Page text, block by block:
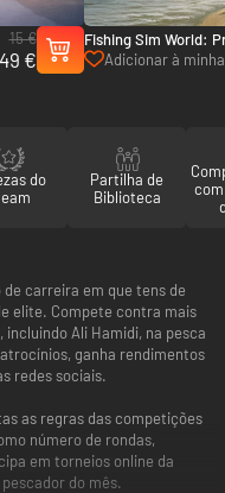
15 €
€
Fishing Sim World:
Mundo - PC (Steam)
Adicionar à
do
Partilha de
Biblioteca
de carreira em que tens de
elite. Compete contra mais
incluindo Ali Hamidi, na pesca
ganha rendimentos
redes sociais.
as regras das competições
número de rondas,
em torneios online da
do mês.